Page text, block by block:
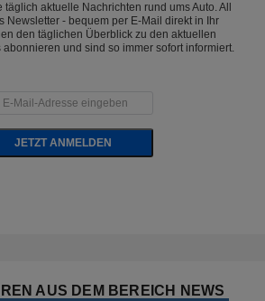
aktuelle Nachrichten rund ums Auto. All
Newsletter - bequem per E-Mail direkt in Ihr
den täglichen Überblick zu den aktuellen
abonnieren und sind so immer sofort informiert.
JETZT ANMELDEN
AUS DEM BEREICH NEWS